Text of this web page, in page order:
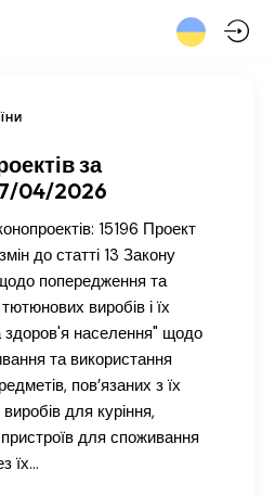
за
04/2026
15196 Проект
до статті 13 Закону
попередження та
виробів і їх
здоров'я населення" щодо
та використання
пов’язаних з їх
для куріння,
для споживання
їх…